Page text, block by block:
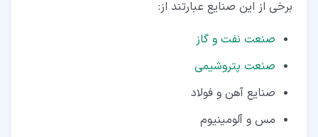
برخی از این صنایع عبارتند از:
صنعت نفت و گاز
صنعت پتروشیمی
صنایع آهن و فولاد
مس و آلومینیوم